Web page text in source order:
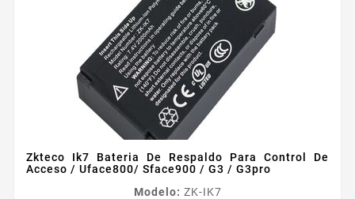
Zkteco Ik7 Bateria De Respaldo Para Control De
Acceso / Uface800/ Sface900 / G3 / G3pro
Modelo: ZK-IK7